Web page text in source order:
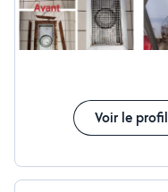
Voir le profil